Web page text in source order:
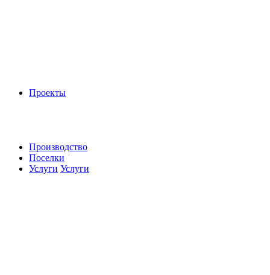
Проекты
Производство
Поселки
Услуги Услуги